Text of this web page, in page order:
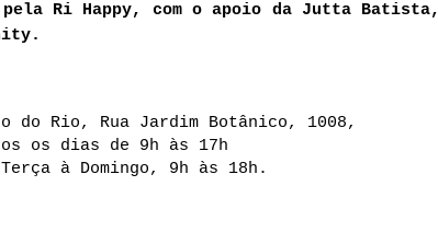
Ri Happy, com o apoio da Jutta Batista,
do Rio, Rua Jardim Botânico, 1008,
os dias de 9h às 17h
à Domingo, 9h às 18h.